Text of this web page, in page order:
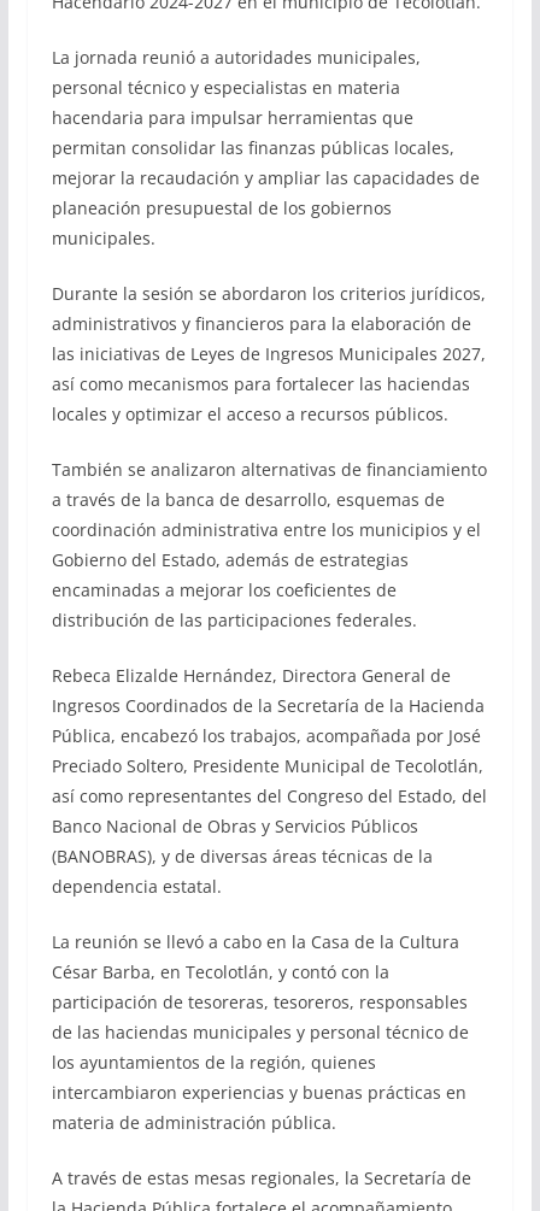
La jornada reunió a autoridades municipales,
personal técnico y especialistas en materia
hacendaria para impulsar herramientas que
permitan consolidar las finanzas públicas locales,
mejorar la recaudación y ampliar las capacidades de
planeación presupuestal de los gobiernos
municipales.
Durante la sesión se abordaron los criterios jurídicos,
administrativos y financieros para la elaboración de
las iniciativas de Leyes de Ingresos Municipales 2027,
así como mecanismos para fortalecer las haciendas
locales y optimizar el acceso a recursos públicos.
También se analizaron alternativas de financiamiento
a través de la banca de desarrollo, esquemas de
coordinación administrativa entre los municipios y el
Gobierno del Estado, además de estrategias
encaminadas a mejorar los coeficientes de
distribución de las participaciones federales.
Rebeca Elizalde Hernández, Directora General de
Ingresos Coordinados de la Secretaría de la Hacienda
Pública, encabezó los trabajos, acompañada por José
Preciado Soltero, Presidente Municipal de Tecolotlán,
así como representantes del Congreso del Estado, del
Banco Nacional de Obras y Servicios Públicos
(BANOBRAS), y de diversas áreas técnicas de la
dependencia estatal.
La reunión se llevó a cabo en la Casa de la Cultura
César Barba, en Tecolotlán, y contó con la
participación de tesoreras, tesoreros, responsables
de las haciendas municipales y personal técnico de
los ayuntamientos de la región, quienes
intercambiaron experiencias y buenas prácticas en
materia de administración pública.
A través de estas mesas regionales, la Secretaría de